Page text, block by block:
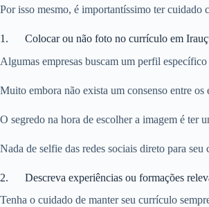
Por isso mesmo, é importantíssimo ter cuidado
1. Colocar ou não foto no currículo em
Algumas empresas buscam um perfil
Muito embora não exista um consenso entre
O segredo na hora de escolher a imagem é ter
Nada de selfie das redes sociais direto para
2. Descreva experiências ou formações
Tenha o cuidado de manter seu currículo